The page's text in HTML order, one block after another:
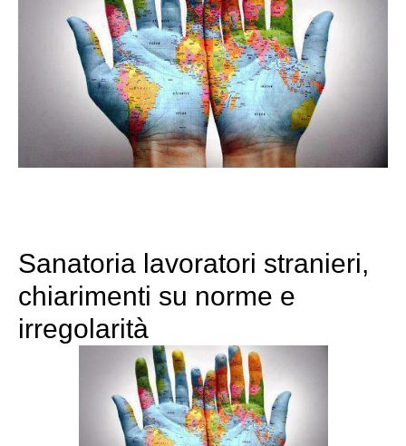
Sanatoria lavoratori stranieri,
chiarimenti su norme e
irregolarità